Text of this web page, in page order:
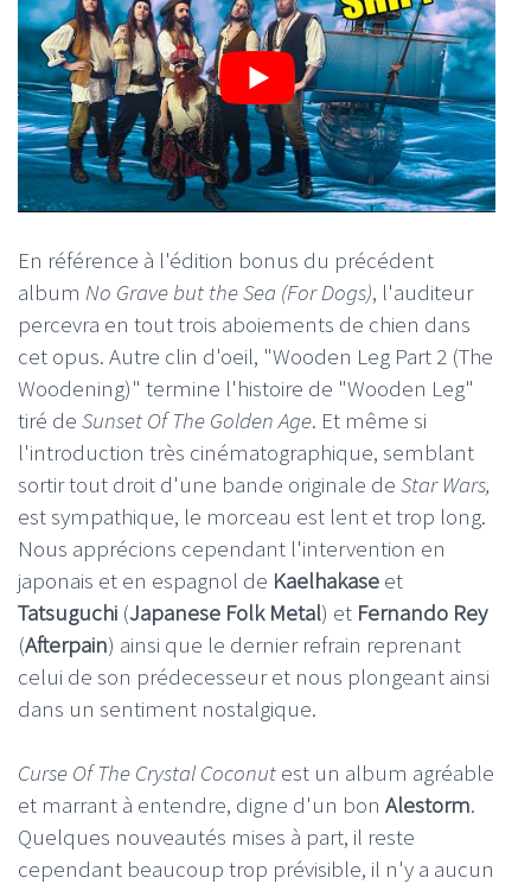
En référence à l'édition bonus du précédent
album No Grave but the Sea (For Dogs), l'auditeur
percevra en tout trois aboiements de chien dans
cet opus. Autre clin d'oeil, "Wooden Leg Part 2 (The
Woodening)" termine l'histoire de "Wooden Leg"
tiré de Sunset Of The Golden Age. Et même si
l'introduction très cinématographique, semblant
sortir tout droit d'une bande originale de Star Wars,
est sympathique, le morceau est lent et trop long.
Nous apprécions cependant l'intervention en
japonais et en espagnol de Kaelhakase et
Tatsuguchi (Japanese Folk Metal) et Fernando Rey
(Afterpain) ainsi que le dernier refrain reprenant
celui de son prédecesseur et nous plongeant ainsi
dans un sentiment nostalgique.
Curse Of The Crystal Coconut est un album agréable
et marrant à entendre, digne d'un bon Alestorm.
Quelques nouveautés mises à part, il reste
cependant beaucoup trop prévisible, il n'y a aucun